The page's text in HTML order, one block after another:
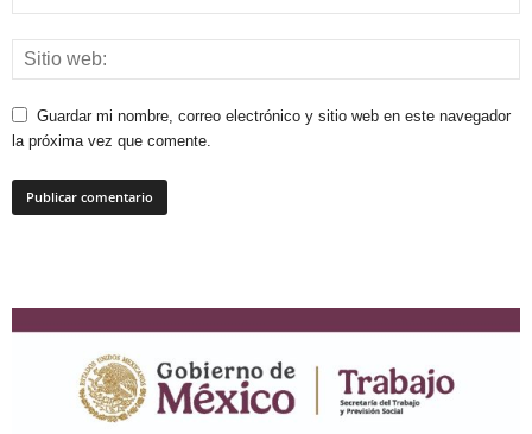
Guardar mi nombre, correo electrónico y sitio web en este navegador
la próxima vez que comente.